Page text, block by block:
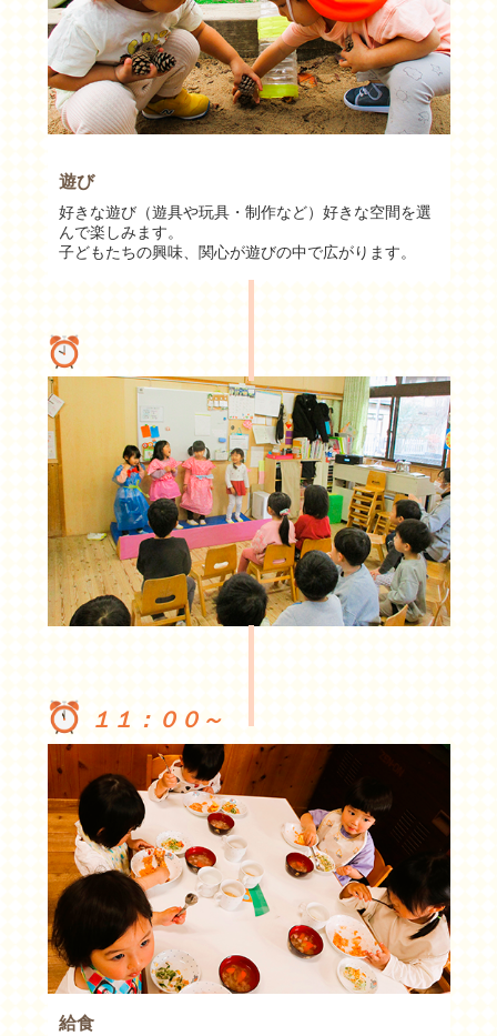
遊び
好きな遊び（遊具や玩具・制作など）好きな空間を選
んで楽しみます。
子どもたちの興味、関心が遊びの中で広がります。
１１：００～
給食